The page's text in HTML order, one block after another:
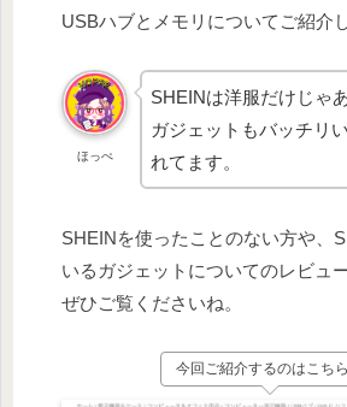
USBハブとメモリについてご紹介
ほっぺ
SHEINは洋服だけじゃ
ガジェットもバッチリ
れてます。
SHEINを使ったことのない方や、
いるガジェットについてのレビュ
ぜひご覧くださいね。
今回ご紹介するのはこちら